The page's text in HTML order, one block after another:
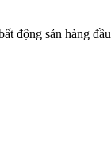
động sản hàng đầu